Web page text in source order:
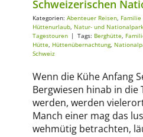
Schweizerischen
Kategorien: Abenteuer Reisen, Familie
Hüttenurlaub, Natur- und
Tagestouren | Tags: Berghütte,
Hütte, Hüttenübernachtung,
Schweiz
Wenn die Kühe Anfang
Bergwiesen hinab in die
werden, werden
Manch einer mag das
wehmütig betrachten,